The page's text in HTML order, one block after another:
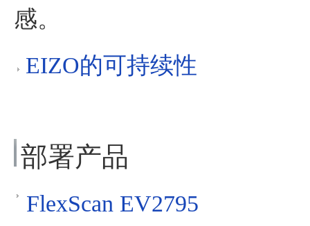
感。
EIZO的可持续性
部署产品
FlexScan EV2795